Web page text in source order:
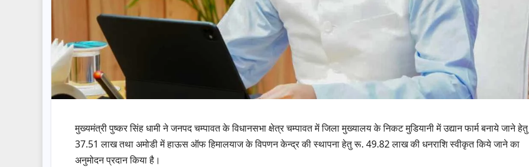
मुख्यमंत्री पुष्कर सिंह धामी ने जनपद चम्पावत के विधानसभा क्षेत्र चम्पावत में जिला मुख्यालय के निकट मुडियानी में उद्यान फार्म बनाये जाने
37.51 लाख तथा अमोडी में हाऊस ऑफ हिमालयाज के विपणन केन्द्र की स्थापना हेतु रू. 49.82 लाख की धनराशि स्वीकृत किये जाने का
अनुमोदन प्रदान किया है।